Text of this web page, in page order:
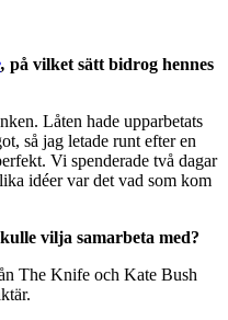
, på vilket sätt bidrog hennes
Låten hade upparbetats
så jag letade runt efter en
Vi spenderade två dagar
idéer var det vad som kom
vilja samarbeta med?
The Knife och Kate Bush